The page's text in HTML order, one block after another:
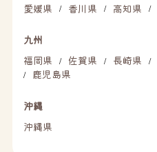
愛媛県
/ 香川県 / 高知県 /
九州
福岡県
/ 佐賀県 / 長崎県 /
/ 鹿児島県
沖縄
沖縄県